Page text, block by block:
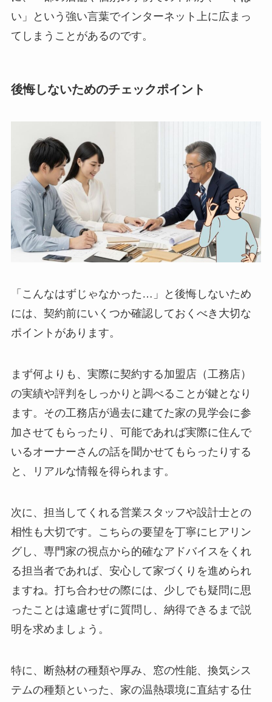
い」という強い言葉でインターネット上に広まっ
てしまうことがあるのです。
後悔しないためのチェックポイント
「こんなはずじゃなかった…」と後悔しないため
には、契約前にいくつか確認しておくべき大切な
ポイントがあります。
まず何よりも、実際に契約する加盟店（工務店）
の実績や評判をしっかりと調べることが鍵となり
ます。その工務店が過去に建てた家の見学会に参
加させてもらったり、可能であれば実際に住んで
いるオーナーさんの話を聞かせてもらったりする
と、リアルな情報を得られます。
次に、担当してくれる営業スタッフや設計士との
相性も大切です。こちらの要望を丁寧にヒアリン
グし、専門家の視点から的確なアドバイスをくれ
る担当者であれば、安心して家づくりを進められ
ますね。打ち合わせの際には、少しでも疑問に思
ったことは遠慮せずに質問し、納得できるまで説
明を求めましょう。
特に、断熱材の種類や厚み、窓の性能、換気シス
テムの種類といった、家の温熱環境に直結する仕